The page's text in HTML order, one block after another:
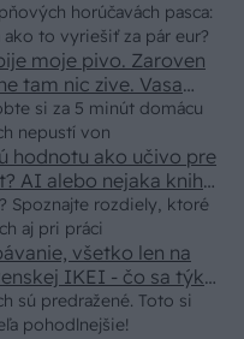
horúčavách pasca:
to vyriešiť za pár eur?
Čínsky
si za 5 minút domácu
nepustí von
moje pivo. Zaroven
tam nic zive. Vasa
pritiahne slimaky
Spoznajte rozdiely, ktoré
aj pri práci
hodnotu ako učivo pre
vodotesné s
kryštálikou. A rozdiel - schnutie a zretie. Nič?
sú predražené. Toto si
pohodlnejšie!
všetko len na
IKEI - čo sa týka
s remeselným
ten odpad z DTD